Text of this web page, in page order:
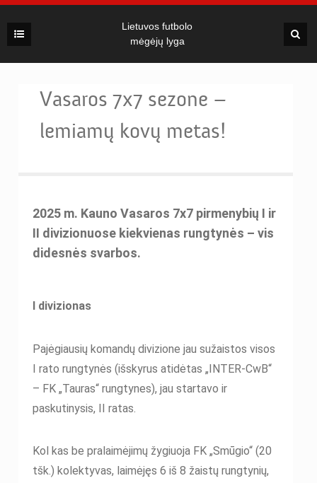
Lietuvos futbolo
mėgėjų lyga
Vasaros 7x7 sezone –
lemiamų kovų metas!
2025 m. Kauno Vasaros 7x7 pirmenybių I ir
II divizionuose kiekvienas rungtynės – vis
didesnės svarbos.
I divizionas
Pajėgiausių komandų divizione jau sužaistos visos
I rato rungtynės (išskyrus atidėtas „INTER-CwB“
– FK „Tauras“ rungtynes), jau startavo ir
paskutinysis, II ratas.
Kol kas be pralaimėjimų žygiuoja FK „Smūgio“ (20
tšk.) kolektyvas, laimėjęs 6 iš 8 žaistų rungtynių,